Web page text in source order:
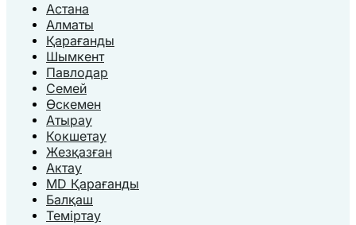
Астана
Алматы
Қарағанды
Шымкент
Павлодар
Семей
Өскемен
Атырау
Кокшетау
Жезқазған
Актау
MD Қарағанды
Балқаш
Теміртау